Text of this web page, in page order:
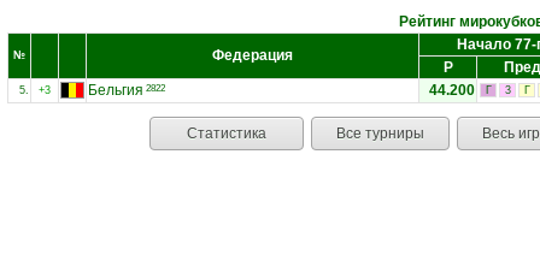
Рейтинг
№ Федерация
Начало 77-
Р
5. +3 Бельгия 2822 44.200 Г 3 Г
Статистика Все турниры Весь